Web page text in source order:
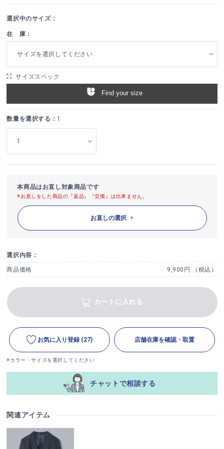
選択中のサイズ：
在 庫：
サイズを選択してください
サイズスペック
Find your size
数量を選択する： 1
本商品はお直し対象商品です
※お直しをした商品の『返品』『交換』は出来ません。
お直しの選択
選択内容：
商品価格 9,900円 （税込）
カートに入れる
お気に入り登録 (27) 店舗在庫を確認・取置
※カラー・サイズを選択してください
チャットで相談する
関連アイテム